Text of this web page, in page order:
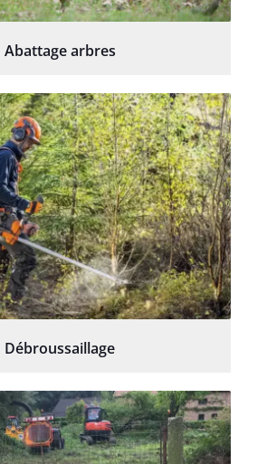
Abattage arbres
Débroussaillage